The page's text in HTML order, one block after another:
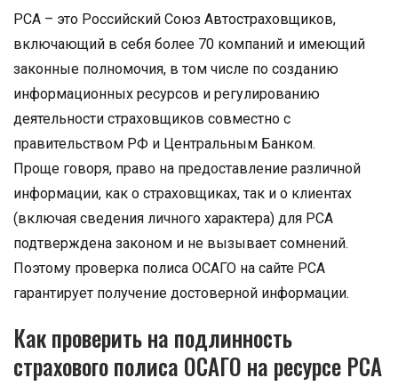
РСА – это Российский Союз Автостраховщиков,
включающий в себя более 70 компаний и имеющий
законные полномочия, в том числе по созданию
информационных ресурсов и регулированию
деятельности страховщиков совместно с
правительством РФ и Центральным Банком.
Проще говоря, право на предоставление различной
информации, как о страховщиках, так и о клиентах
(включая сведения личного характера) для РСА
подтверждена законом и не вызывает сомнений.
Поэтому проверка полиса ОСАГО на сайте РСА
гарантирует получение достоверной информации.
Как проверить на подлинность
страхового полиса ОСАГО на ресурсе РСА